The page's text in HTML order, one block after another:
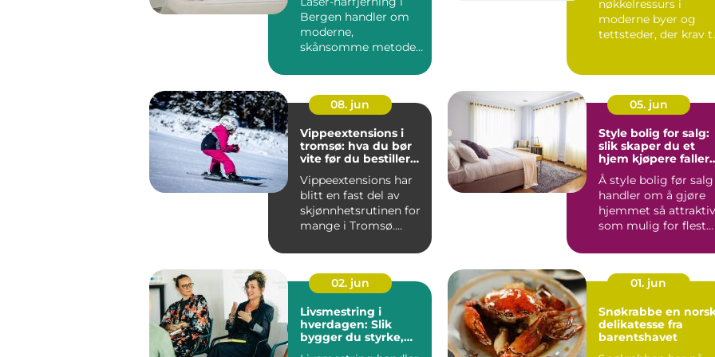
Bergen handler om
moderne,
skånsomme metoder
reduksjon...
nøkkelressurs i
moderne byer og
tettsteder, der krav
08. jun
Vippeextensions i
tromsø: hva du bør
vite før du bestiller
Vippeextensions har
blitt en fast del av
skjønnhetsrutinen for
mange i Tromsø.
...
05. jun
Style bolig for salg:
slik skaper du et
hjem kjøpere faller
for
Å style bolig før salg
handler om å gjøre
hjemmet så
som mulig for flest
02. jun
Livsmestring i
hverdagen: Slik
bygger du styrke,
01. jun
Snøkrabbe en norsk
delikatesse fra
barentshavet